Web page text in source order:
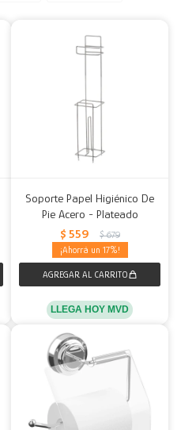
Soporte Papel Higiénico De
Pie Acero - Plateado
$ 559 $ 679
17
LLEGA HOY MVD